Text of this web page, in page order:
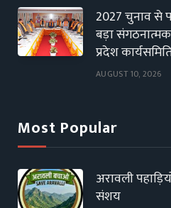
2027 चुनाव से
बड़ा
प्रदेश
AUGUST 10, 2026
Most Popular
अरावली
संशय